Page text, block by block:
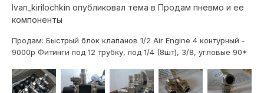
Ivan_kirilochkin опубликовал тема в Продам пневмо и ее
компоненты
Продам: Быстрый блок клапанов 1/2 Air Engine 4 контурный -
9000р Фитинги под 12 трубку, под 1/4 (8шт), 3/8, угловые 90*
прямых переходника 3/8-3/8, 2 переходника 3/8-1/4, 2шт
проходных фитингов 12 трубка Дросселя под 1/2 с проходным